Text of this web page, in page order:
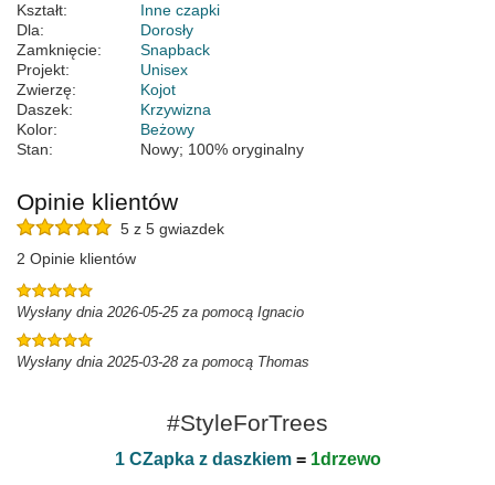
Kształt:
Inne czapki
Dla:
Dorosły
Zamknięcie:
Snapback
Projekt:
Unisex
Zwierzę:
Kojot
Daszek:
Krzywizna
Kolor:
Beżowy
Stan:
Nowy; 100% oryginalny
Opinie klientów
5 z 5 gwiazdek
2 Opinie klientów
Wysłany dnia 2026-05-25 za pomocą Ignacio
Wysłany dnia 2025-03-28 za pomocą Thomas
#StyleForTrees
1 CZapka z daszkiem= 1drzewo